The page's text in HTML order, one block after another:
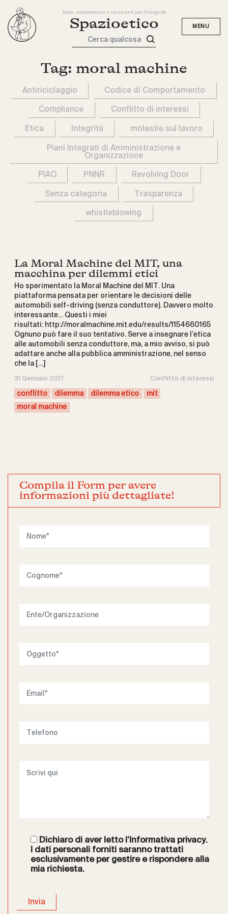
Idee, competenze e strumenti per l'integrità
Spazioetico
Cerca qualcosa
Tag: moral machine
Antiriciclaggio Codice di Comportamento
Compliance Conflitto di interessi
Etica Integrità molestie sul lavoro
Piani Integrati di Amministrazione e
Organizzazione
PIAO PNNR Revolving Door
Senza categoria Trasparenza
whistleblowing
La Moral Machine del MIT, una
macchina per dilemmi etici
Ho sperimentato la Moral Machine del MIT. Una
piattaforma pensata per orientare le decisioni delle
automobili self-driving (senza conduttore). Davvero molto
interessante… Questi i miei
risultati: http://moralmachine.mit.edu/results/1154660165
Ognuno può fare il suo tentativo. Serve a insegnare l’etica
alle automobili senza conduttore, ma, a mio avviso, si può
adattare anche alla pubblica amministrazione, nel senso
che la […]
31 Gennaio 2017 Conflitto di interessi
conflitto dilemma dilemma etico
mit
moral machine
Compila il Form per avere
informazioni più dettagliate!
Dichiaro di aver letto l’Informativa privacy.
I dati personali forniti saranno trattati
esclusivamente per gestire e rispondere alla
mia richiesta.